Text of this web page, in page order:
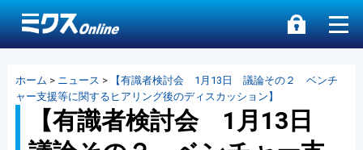
ホーム > ニュース >
【有識者検討会 1月13日 議論その２ ベンチ
ャー支援等に関するヒアリング後のディスカッション】
【有識者検討会 1月13日